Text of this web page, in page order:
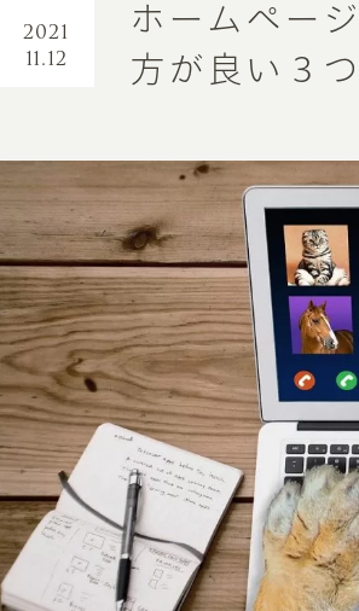
ホームペー
方が良い３
2021
11.12